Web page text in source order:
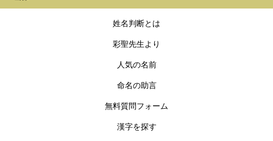
姓名判断とは
彩聖先生より
人気の名前
命名の助言
無料質問フォーム
漢字を探す